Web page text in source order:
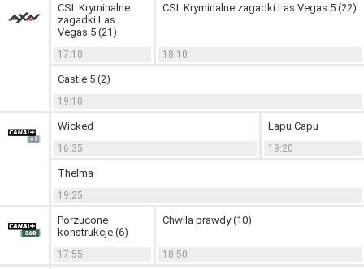
CSI: Kryminalne
zagadki Las
Vegas 5 (21)
17:10
CSI: Kryminalne zagadki Las Vegas 5 (22)
18:10
Castle 5 (2)
19:10
Wicked
16:35
Łapu Capu
19:20
Thelma
19:25
Porzucone
konstrukcje (6)
17:55
Chwila prawdy (10)
18:50